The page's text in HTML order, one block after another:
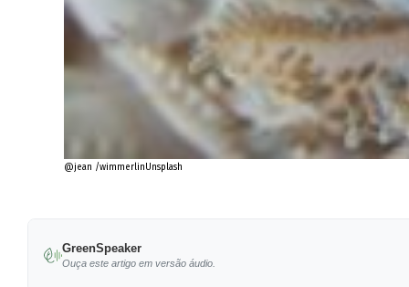
@jean /wimmerlinUnsplash
GreenSpeaker
Ouça este artigo em versão áudio.